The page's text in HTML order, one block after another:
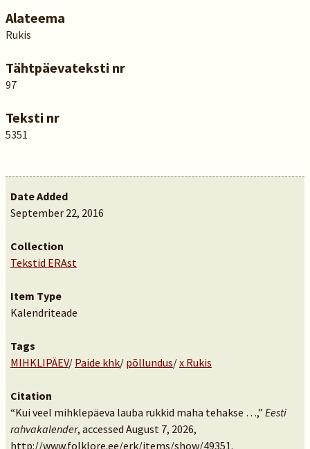
Alateema
Rukis
Tähtpäevateksti nr
97
Teksti nr
5351
Date Added
September 22, 2016
Collection
Tekstid ERAst
Item Type
Kalendriteade
Tags
MIHKLIPÄEV/ Paide khk/ põllundus/x Rukis
Citation
“Kui veel mihklepäeva lauba rukkid maha tehakse …,” Eesti
rahvakalender, accessed August 7, 2026,
http://www.folklore.ee/erk/items/show/49351.